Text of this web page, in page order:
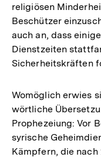
religiösen
Beschützer
auch an, dass
Dienstzeiten
Sicherheitskräften
Womöglich erwies
wörtliche
Prophezeiung: Vor
syrische
Kämpfern, die nach